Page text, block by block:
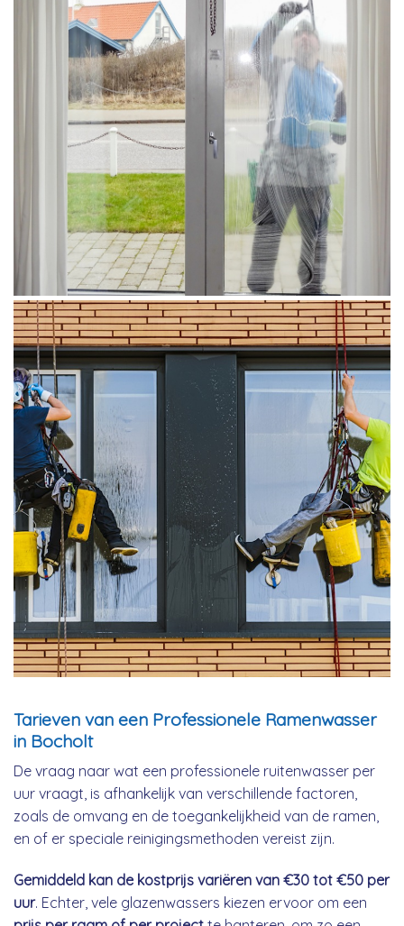
Tarieven van een Professionele Ramenwasser
in Bocholt
De vraag naar wat een professionele ruitenwasser per
uur vraagt, is afhankelijk van verschillende factoren,
zoals de omvang en de toegankelijkheid van de ramen,
en of er speciale reinigingsmethoden vereist zijn.
Gemiddeld kan de kostprijs variëren van €30 tot €50 per
uur. Echter, vele glazenwassers kiezen ervoor om een